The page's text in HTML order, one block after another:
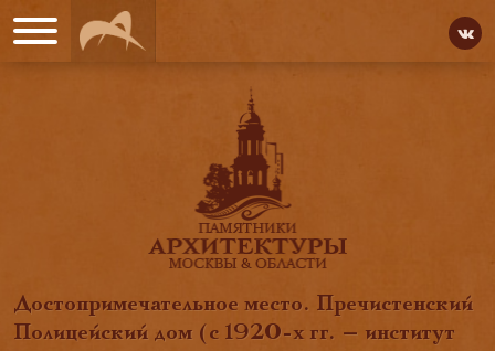
Достопримечательное место. Пречистенский
Полицейский дом (с 1920-х гг. — институт